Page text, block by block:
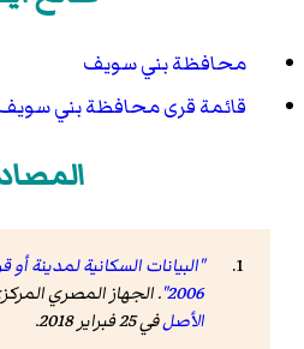
محافظة بني سويف
قائمة قرى محافظة بني
"البيانات السكانية لمدينة
2006" . الجهاز المصري
الأصلفي 25 فبراير 2018 .